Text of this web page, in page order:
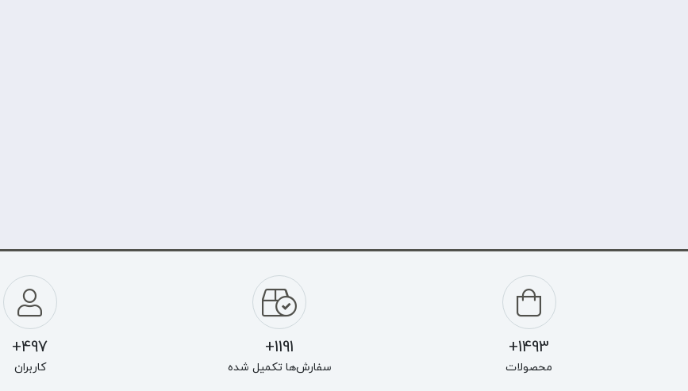
1493+
محصولات
1191+
سفارش‌ها تکمیل شده
497+
کاربران